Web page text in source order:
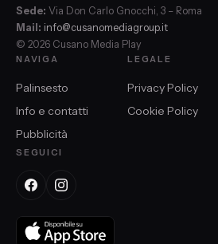
Sede: Via Don Carlo Gnocchi, 3 – Roma
Mail: info@cusanomediagroup.it
© 2026 Cusano Media Play
NAVIGA
Palinsesto
Info e contatti
Pubblicità
LEGALE
Privacy Policy
Cookie Policy
SEGUICI